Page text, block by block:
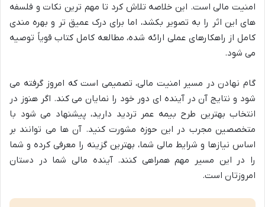
امنیت مالی است. این خلاصه تلاش کرد تا مهم ترین نکات و فلسفه
های این اثر را به تصویر بکشد، اما برای درک عمیق تر و بهره مندی
کامل از راهکارهای عملی ارائه شده، مطالعه کامل کتاب قویاً توصیه
می شود.
گام نهادن در مسیر امنیت مالی، تصمیمی است که امروز گرفته می
شود و نتایج آن در آینده ای دور خود را نمایان می کند. اگر هنوز در
انتخاب بهترین طرح بیمه عمر تردید دارید، پیشنهاد می شود با
متخصصین مجرب در این حوزه مشورت کنید. آن ها می توانند بر
اساس نیازها و شرایط مالی شما، بهترین گزینه را معرفی کرده و شما
را در این مسیر مهم همراهی کنند. آینده مالی شما در دستان
امروزتان است.